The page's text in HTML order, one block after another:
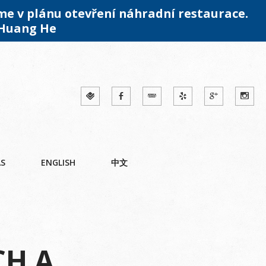
v plánu otevření náhradní restaurace.
He
ENGLISH 中文